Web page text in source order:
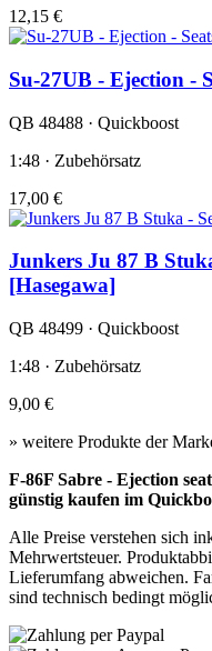
12,15 €
Su-27UB - Ejection -
QB 48488 · Quickboost
1:48 · Zubehörsatz
17,00 €
Junkers Ju 87 B
[Hasegawa]
QB 48499 · Quickboost
1:48 · Zubehörsatz
9,00 €
» weitere Produkte der
F-86F Sabre - Ejection
günstig kaufen im
Alle Preise verstehen sich
Mehrwertsteuer.
Lieferumfang abweichen.
sind technisch bedingt